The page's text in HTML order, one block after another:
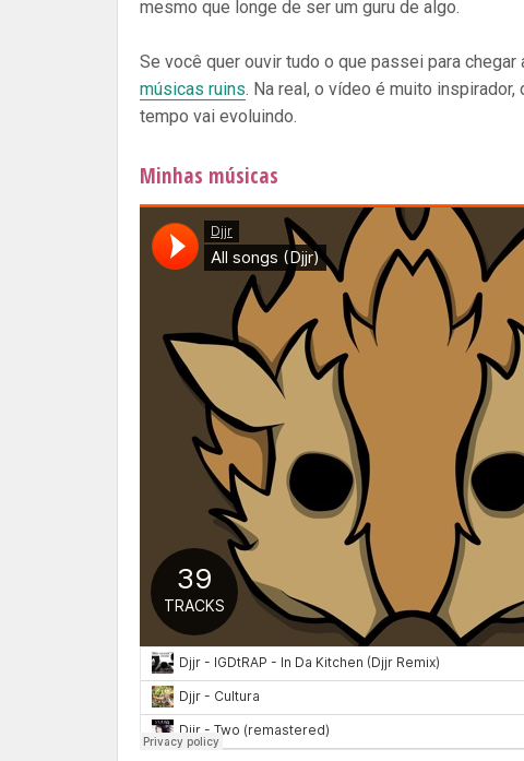
mesmo que longe de ser um guru de algo.
Se você quer ouvir tudo o que passei para chegar
músicas ruins. Na real, o vídeo é muito
tempo vai evoluindo.
Minhas músicas